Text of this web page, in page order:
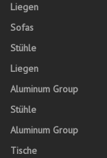
Liegen
Sofas
Stühle
Liegen
Aluminum Group
Stühle
Aluminum Group
Tische